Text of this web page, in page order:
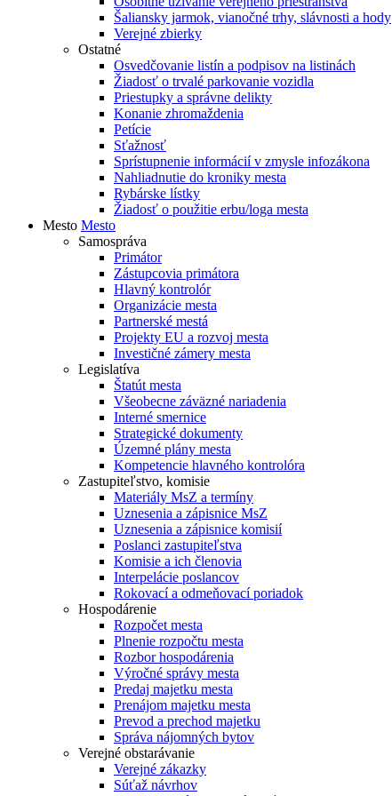
Šaliansky jarmok, vianočné trhy, slávnosti a hody
Verejné zbierky
Ostatné
Osvedčovanie listín a podpisov na listinách
Žiadosť o trvalé parkovanie vozidla
Priestupky a správne delikty
Konanie zhromaždenia
Petície
Sťažnosť
Sprístupnenie informácií v zmysle infozákona
Nahliadnutie do kroniky mesta
Rybárske lístky
Žiadosť o použitie erbu/loga mesta
Mesto Mesto
Samospráva
Primátor
Zástupcovia primátora
Hlavný kontrolór
Organizácie mesta
Partnerské mestá
Projekty EU a rozvoj mesta
Investičné zámery mesta
Legislatíva
Štatút mesta
Všeobecne záväzné nariadenia
Interné smernice
Strategické dokumenty
Územné plány mesta
Kompetencie hlavného kontrolóra
Zastupiteľstvo, komisie
Materiály MsZ a termíny
Uznesenia a zápisnice MsZ
Uznesenia a zápisnice komisií
Poslanci zastupiteľstva
Komisie a ich členovia
Interpelácie poslancov
Rokovací a odmeňovací poriadok
Hospodárenie
Rozpočet mesta
Plnenie rozpočtu mesta
Rozbor hospodárenia
Výročné správy mesta
Predaj majetku mesta
Prenájom majetku mesta
Prevod a prechod majetku
Správa nájomných bytov
Verejné obstarávanie
Verejné zákazky
Súťaž návrhov